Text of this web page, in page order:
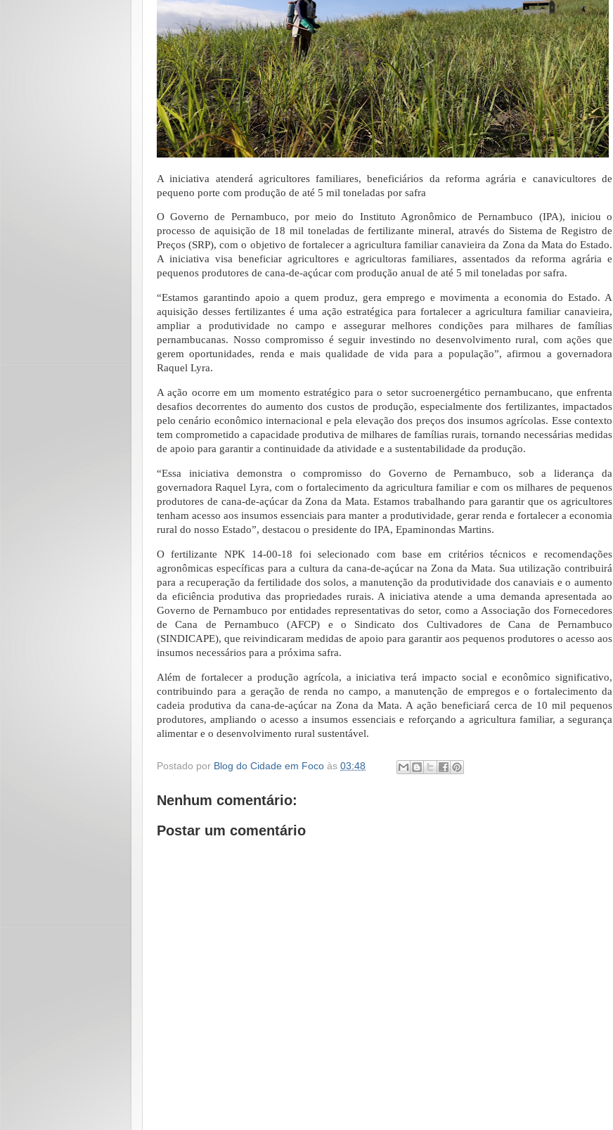
A iniciativa atenderá agricultores familiares, beneficiários da reforma agrária e canavicultores de
pequeno porte com produção de até 5 mil toneladas por safra
O Governo de Pernambuco, por meio do Instituto Agronômico de Pernambuco (IPA), iniciou o
processo de aquisição de 18 mil toneladas de fertilizante mineral, através do Sistema de Registro de
Preços (SRP), com o objetivo de fortalecer a agricultura familiar canavieira da Zona da Mata do Estado.
A iniciativa visa beneficiar agricultores e agricultoras familiares, assentados da reforma agrária e
pequenos produtores de cana-de-açúcar com produção anual de até 5 mil toneladas por safra.
“Estamos garantindo apoio a quem produz, gera emprego e movimenta a economia do Estado. A
aquisição desses fertilizantes é uma ação estratégica para fortalecer a agricultura familiar canavieira,
ampliar a produtividade no campo e assegurar melhores condições para milhares de famílias
pernambucanas. Nosso compromisso é seguir investindo no desenvolvimento rural, com ações que
gerem oportunidades, renda e mais qualidade de vida para a população”, afirmou a governadora
Raquel Lyra.
A ação ocorre em um momento estratégico para o setor sucroenergético pernambucano, que enfrenta
desafios decorrentes do aumento dos custos de produção, especialmente dos fertilizantes, impactados
pelo cenário econômico internacional e pela elevação dos preços dos insumos agrícolas. Esse contexto
tem comprometido a capacidade produtiva de milhares de famílias rurais, tornando necessárias medidas
de apoio para garantir a continuidade da atividade e a sustentabilidade da produção.
“Essa iniciativa demonstra o compromisso do Governo de Pernambuco, sob a liderança da
governadora Raquel Lyra, com o fortalecimento da agricultura familiar e com os milhares de pequenos
produtores de cana-de-açúcar da Zona da Mata. Estamos trabalhando para garantir que os agricultores
tenham acesso aos insumos essenciais para manter a produtividade, gerar renda e fortalecer a economia
rural do nosso Estado”, destacou o presidente do IPA, Epaminondas Martins.
O fertilizante NPK 14-00-18 foi selecionado com base em critérios técnicos e recomendações
agronômicas específicas para a cultura da cana-de-açúcar na Zona da Mata. Sua utilização contribuirá
para a recuperação da fertilidade dos solos, a manutenção da produtividade dos canaviais e o aumento
da eficiência produtiva das propriedades rurais. A iniciativa atende a uma demanda apresentada ao
Governo de Pernambuco por entidades representativas do setor, como a Associação dos Fornecedores
de Cana de Pernambuco (AFCP) e o Sindicato dos Cultivadores de Cana de Pernambuco
(SINDICAPE), que reivindicaram medidas de apoio para garantir aos pequenos produtores o acesso aos
insumos necessários para a próxima safra.
Além de fortalecer a produção agrícola, a iniciativa terá impacto social e econômico significativo,
contribuindo para a geração de renda no campo, a manutenção de empregos e o fortalecimento da
cadeia produtiva da cana-de-açúcar na Zona da Mata. A ação beneficiará cerca de 10 mil pequenos
produtores, ampliando o acesso a insumos essenciais e reforçando a agricultura familiar, a segurança
alimentar e o desenvolvimento rural sustentável.
Postado por Blog do Cidade em Foco às 03:48
Nenhum comentário:
Postar um comentário